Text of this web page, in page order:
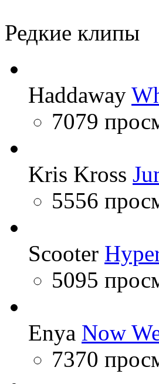
Редкие клипы
Haddaway
7079
Kris Kross
5556
Scooter
5095
Enya Now
7370